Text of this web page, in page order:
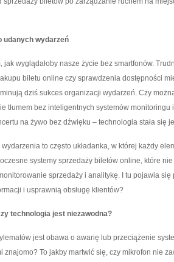
udanych wydarzeń
jak wyglądałoby nasze życie bez smartfonów.
biletu online czy sprawdzenia dostępności
dziś sukces organizacji wydarzeń. Czy
tłumem bez inteligentnych systemów
na żywo bez dźwięku – technologia stała się
to często układanka, w której każdy
systemy sprzedaży biletów online, które
sprzedaży i analitykę. I tu pojawia
i usprawnią obsługę klientów?
technologia jest niezawodna?
jest obawa o awarię lub przeciążenie
znajomo? To jakby martwić się, czy mikrofon nie